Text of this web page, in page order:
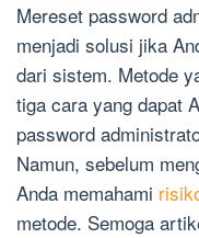
Mereset password
menjadi solusi jika
dari sistem. Metode
tiga cara yang dapat
password
Namun, sebelum
Anda memahami
metode. Semoga